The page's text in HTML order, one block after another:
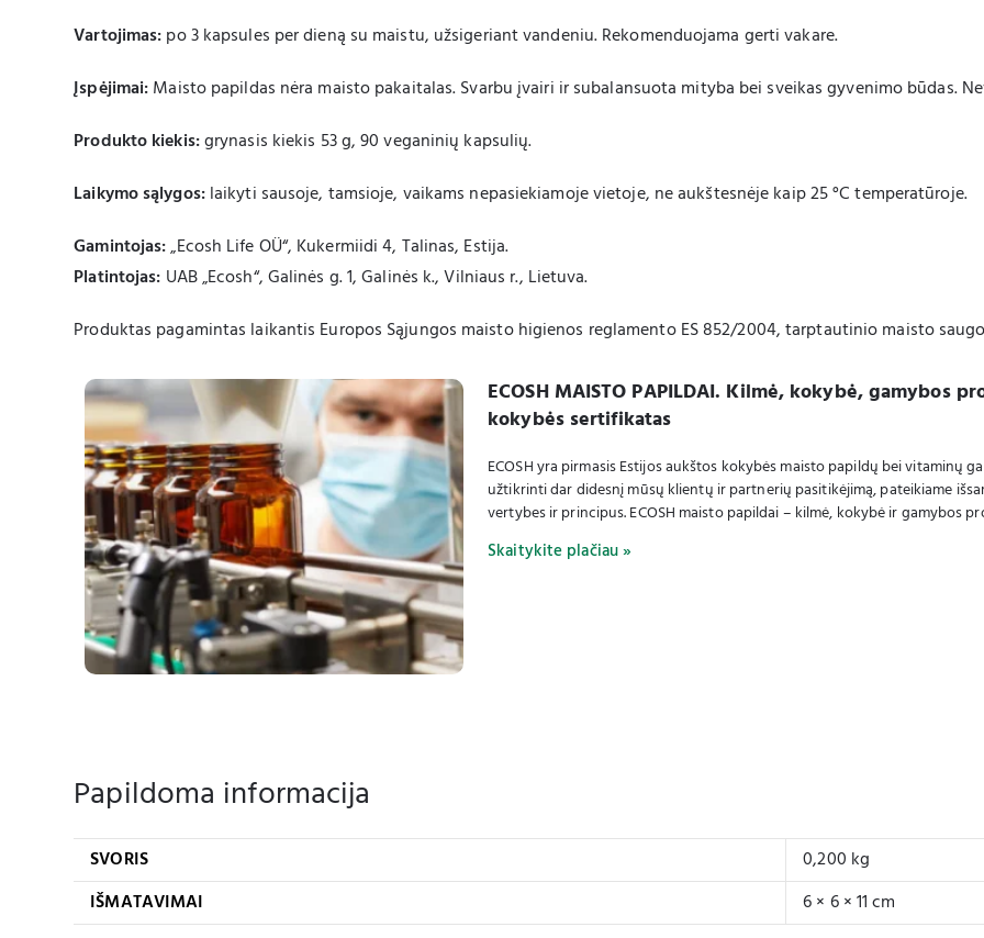
Vartojimas:po 3 kapsules per dieną su maistu, užsigeriant vandeniu. Rekomenduojama gerti vakare.
Įspėjimai:Maisto papildas nėra maisto pakaitalas. Svarbu įvairi ir subalansuota mityba bei sveikas gyvenimo būdas.
Produkto kiekis:grynasis kiekis 53 g, 90 veganinių kapsulių.
Laikymo sąlygos:laikyti sausoje, tamsioje, vaikams nepasiekiamoje vietoje, ne aukštesnėje kaip 25 °C temperatūroje.
Gamintojas:„Ecosh Life OÜ“, Kukermiidi 4, Talinas, Estija.
Platintojas: UAB „Ecosh“, Galinės g. 1, Galinės k., Vilniaus r., Lietuva.
Produktas pagamintas laikantis Europos Sąjungos maisto higienos reglamento ES 852/2004, tarptautinio maisto
ECOSH MAISTO PAPILDAI. Kilmė, kokybė, gamybos
kokybės sertifikatas
ECOSH yra pirmasis Estijos aukštos kokybės maisto papildų bei vitaminų
užtikrinti dar didesnį mūsų klientų ir partnerių pasitikėjimą, pateikiame
vertybes ir principus. ECOSH maisto papildai – kilmė, kokybė ir gamybos
Skaitykite plačiau »
Papildoma informacija
SVORIS
0,200 kg
IŠMATAVIMAI
6 × 6 × 11 cm